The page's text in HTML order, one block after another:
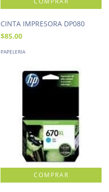
CINTA IMPRESORA DP080
$85.00
PAPELERIA